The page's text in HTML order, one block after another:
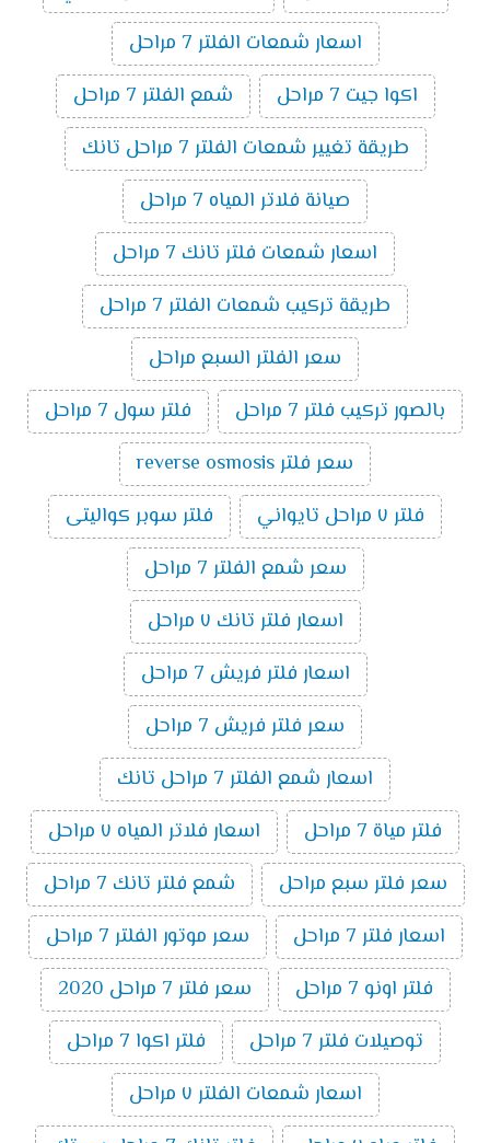
اسعار شمعات الفلتر 7 مراحل
اكوا جيت 7 مراحل
شمع الفلتر 7 مراحل
طريقة تغيير شمعات الفلتر 7 مراحل تانك
صيانة فلاتر المياه 7 مراحل
اسعار شمعات فلتر تانك 7 مراحل
طريقة تركيب شمعات الفلتر 7 مراحل
سعر الفلتر السبع مراحل
بالصور تركيب فلتر 7 مراحل
فلتر سول 7 مراحل
سعر فلتر reverse osmosis
فلتر ٧ مراحل تايواني
فلتر سوبر كواليتى
سعر شمع الفلتر 7 مراحل
اسعار فلتر تانك ٧ مراحل
اسعار فلتر فريش 7 مراحل
سعر فلتر فريش 7 مراحل
اسعار شمع الفلتر 7 مراحل تانك
فلتر مياة 7 مراحل
اسعار فلاتر المياه ٧ مراحل
سعر فلتر سبع مراحل
شمع فلتر تانك 7 مراحل
اسعار فلتر 7 مراحل
سعر موتور الفلتر 7 مراحل
فلتر اونو 7 مراحل
سعر فلتر 7 مراحل 2020
توصيلات فلتر 7 مراحل
فلتر اكوا 7 مراحل
اسعار شمعات الفلتر ٧ مراحل